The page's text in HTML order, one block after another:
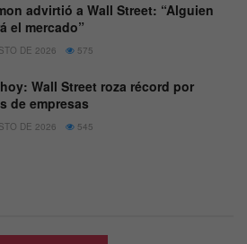
advirtió a Wall Street: “Alguien
el mercado”
DE 2026 575
Wall Street roza récord por
de empresas
DE 2026 545